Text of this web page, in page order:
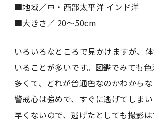
■地域／中・西部太平洋 インド洋
■大きさ／ 20〜50cm
いろいろなところで見かけますが、
いることが多いです。図鑑でみても
多くて、どれが普通色なのかわからな
警戒心は強めで、すぐに逃げてしま
早くないので、逃げたとしても撮影